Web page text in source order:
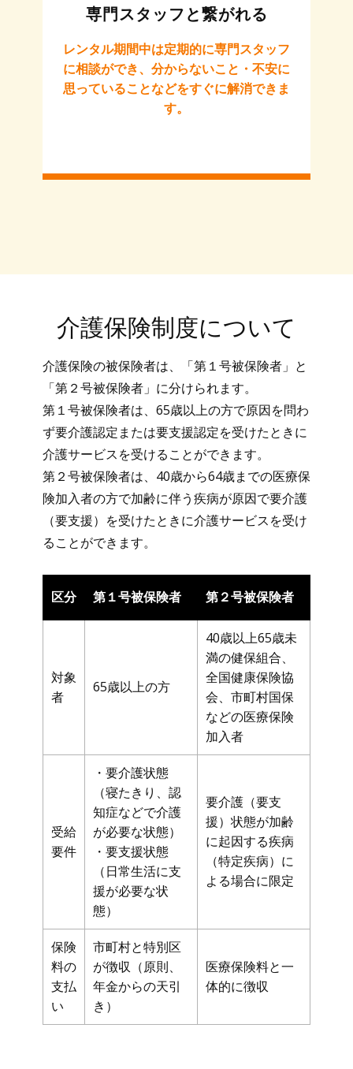
専門スタッフと繋がれる
レンタル期間中は定期的に専門スタッフ
に相談ができ、分からないこと・不安に
思っていることなどをすぐに解消できま
す。
介護保険制度について
介護保険の被保険者は、「第１号被保険者」と
「第２号被保険者」に分けられます。
第１号被保険者は、65歳以上の方で原因を問わ
ず要介護認定または要支援認定を受けたときに
介護サービスを受けることができます。
第２号被保険者は、40歳から64歳までの医療保
険加入者の方で加齢に伴う疾病が原因で要介護
（要支援）を受けたときに介護サービスを受け
ることができます。
区分 第１号被保険者 第２号被保険者
対象
者
65歳以上の方
40歳以上65歳未
満の健保組合、
全国健康保険協
会、市町村国保
などの医療保険
加入者
受給
要件
・要介護状態
（寝たきり、認
知症などで介護
が必要な状態）
・要支援状態
（日常生活に支
援が必要な状
態）
要介護（要支
援）状態が加齢
に起因する疾病
（特定疾病）に
よる場合に限定
保険
料の
支払
い
市町村と特別区
が徴収（原則、
年金からの天引
き）
医療保険料と一
体的に徴収